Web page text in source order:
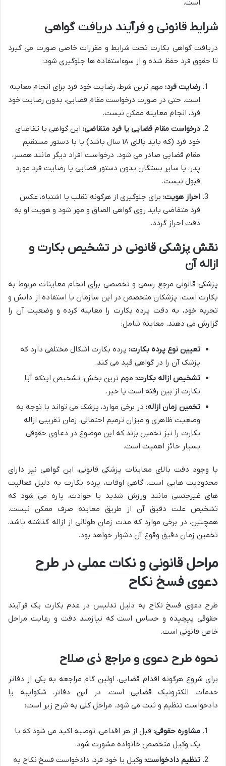
است.
شرایط قانونی و فرآیند دریافت گواهی
دریافت گواهی بکارت تحت شرایط و مقررات خاصی صورت می گیرد
تا حقوق فرد حفظ شده و از سوءاستفاده ها جلوگیری شود:
رضایت فرد: مهم ترین شرط، رضایت خود فرد برای انجام معاینه
است. حتی در صورت درخواست مقام قضایی، بدون رضایت خود
فرد، انجام معاینه ممکن نیست.
درخواست مقام قضایی یا فرد متقاضی: این گواهی با تقاضای
خود فرد (که باید بالای ۱۸ سال باشد) یا با دستور مستقیم
مقام قضایی صادر می شود. درخواست افراد دیگر مانند همسر،
پدر، یا سایر بستگان بدون دستور قضایی یا رضایت فرد مورد
قبول نیست.
احراز هویت: برای جلوگیری از هرگونه تقلب یا اشتباه، عکس
فرد متقاضی باید روی گواهی الصاق و مهر شود و هویت او به
دقت احراز گردد.
نقش پزشکی قانونی در تشخیص بکارت و
ازاله آن
پزشکی قانونی مرجع رسمی و تخصصی برای انجام معاینات مربوط به
بکارت است. پزشکان متخصص در این سازمان با استفاده از دانش و
تجربه خود، به دقت پرده بکارت را معاینه کرده و وضعیت آن را
گزارش می دهند. معاینه شامل:
تعیین نوع پرده بکارت: پرده بکارت اشکال مختلفی دارد که
پزشک آن را در گواهی قید می کند.
تشخیص ازاله بکارت: مهم ترین بخش، تشخیص اینکه آیا
بکارت از بین رفته است یا خیر.
تخمین زمان ازاله: در برخی موارد، پزشک می تواند با توجه به
وضعیت ظاهری و میزان ترمیم احتمالی، زمان تقریبی ازاله
بکارت را نیز تخمین بزند که این موضوع در دعاوی حقوقی
بسیار حائز اهمیت است.
با وجود دقت بالای معاینات پزشکی قانونی، این گواهی نیز دارای
محدودیت هایی است. گاهی اوقات، پرده بکارت به دلیل فعالیت
های غیرجنسی مانند ورزش شدید یا حوادث، پاره می شود که
تشخیص علت دقیق آن از طریق معاینه صرف ممکن نیست.
همچنین، در برخی موارد که مدت زمان طولانی از ازاله گذشته باشد،
تخمین زمان دقیق وقوع آن دشوار خواهد بود.
مراحل قانونی و نکات عملی در طرح
دعوی فسخ نکاح
طرح دعوی فسخ نکاح به دلیل تدلیس در عدم بکارت یک فرآیند
حقوقی پیچیده و حساس است که نیازمند دقت و رعایت مراحل
خاص قانونی است.
نحوه طرح دعوی و مراجع ذی صلاح
برای شروع هرگونه اقدام قضایی، اولین گام مراجعه به یکی از دفاتر
خدمات الکترونیک قضایی است. در این دفاتر، شکواییه یا
دادخواست تنظیم و ثبت می شود. مراحل کلی به شرح زیر است:
مشاوره حقوقی: قبل از هر اقدامی، توصیه اکید می شود که با
یک وکیل متخصص خانواده مشورت شود.
تنظیم دادخواست: وکیل یا خود فرد، دادخواست فسخ نکاح به